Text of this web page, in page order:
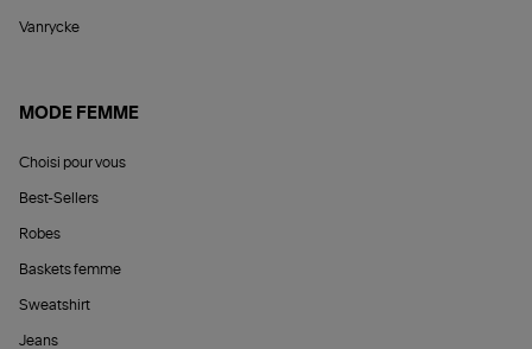
Vanrycke
MODE FEMME
Choisi pour vous
Best-Sellers
Robes
Baskets femme
Sweatshirt
Jeans